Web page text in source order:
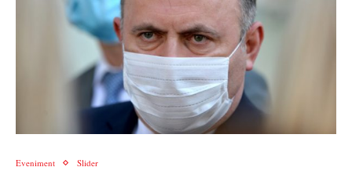
Eveniment Slider